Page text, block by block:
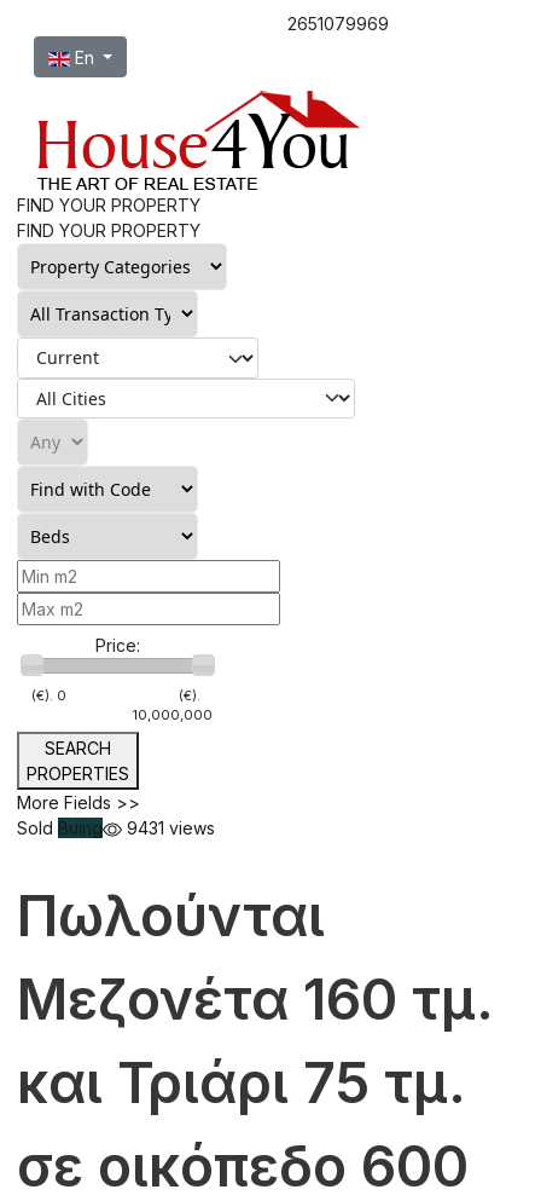
2651079969
Select your language
En
FIND YOUR PROPERTY
FIND YOUR PROPERTY
Price:
(€). 0
(€).
10,000,000
SEARCH
PROPERTIES
More Fields >>
Sold Buing 9431 views
Πωλούνται
Μεζονέτα 160 τμ.
και Τριάρι 75 τμ.
σε οικόπεδο 600